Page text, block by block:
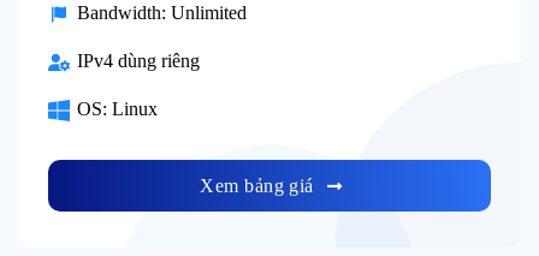
Bandwidth: Unlimited
IPv4 dùng riêng
OS: Linux
Xem bảng giá